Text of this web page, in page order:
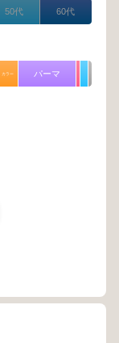
50代 60代
カラー パーマ